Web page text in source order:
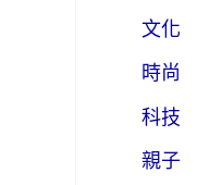
文化
時尚
科技
親子